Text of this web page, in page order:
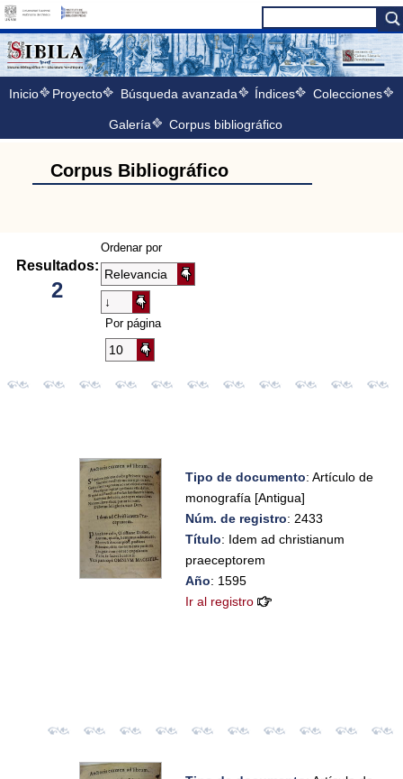
Inicio Proyecto Búsqueda avanzada Índices Colecciones
Galería Corpus bibliográfico
Corpus Bibliográfico
Resultados:
2
Ordenar por
Por página
Tipo de documento: Artículo de
monografía [Antigua]
Núm. de registro: 2433
Título: Idem ad christianum
praeceptorem
Año: 1595
Ir al registro